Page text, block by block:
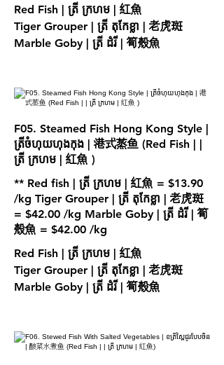
Red Fish | ត្រី ក្រហម | 紅魚
Tiger Grouper | ត្រី តុកែខ្លា | 老虎斑
Marble Goby | ត្រី ដំរី | 筍殼魚
F05. Steamed Fish Hong Kong Style |
ត្រីចំហុយហុងកុង | 港式蒸鱼 (Red Fish | |
ត្រី ក្រហម | 紅魚 )
** Red fish | ត្រី ក្រហម | 紅魚 = $13.90
/kg Tiger Grouper | ត្រី តុកែខ្លា | 老虎斑
= $42.00 /kg Marble Goby | ត្រី ដំរី | 筍
Red Fish | ត្រី ក្រហម | 紅魚
Tiger Grouper | ត្រី តុកែខ្លា | 老虎斑
Marble Goby | ត្រី ដំរី | 筍殼魚